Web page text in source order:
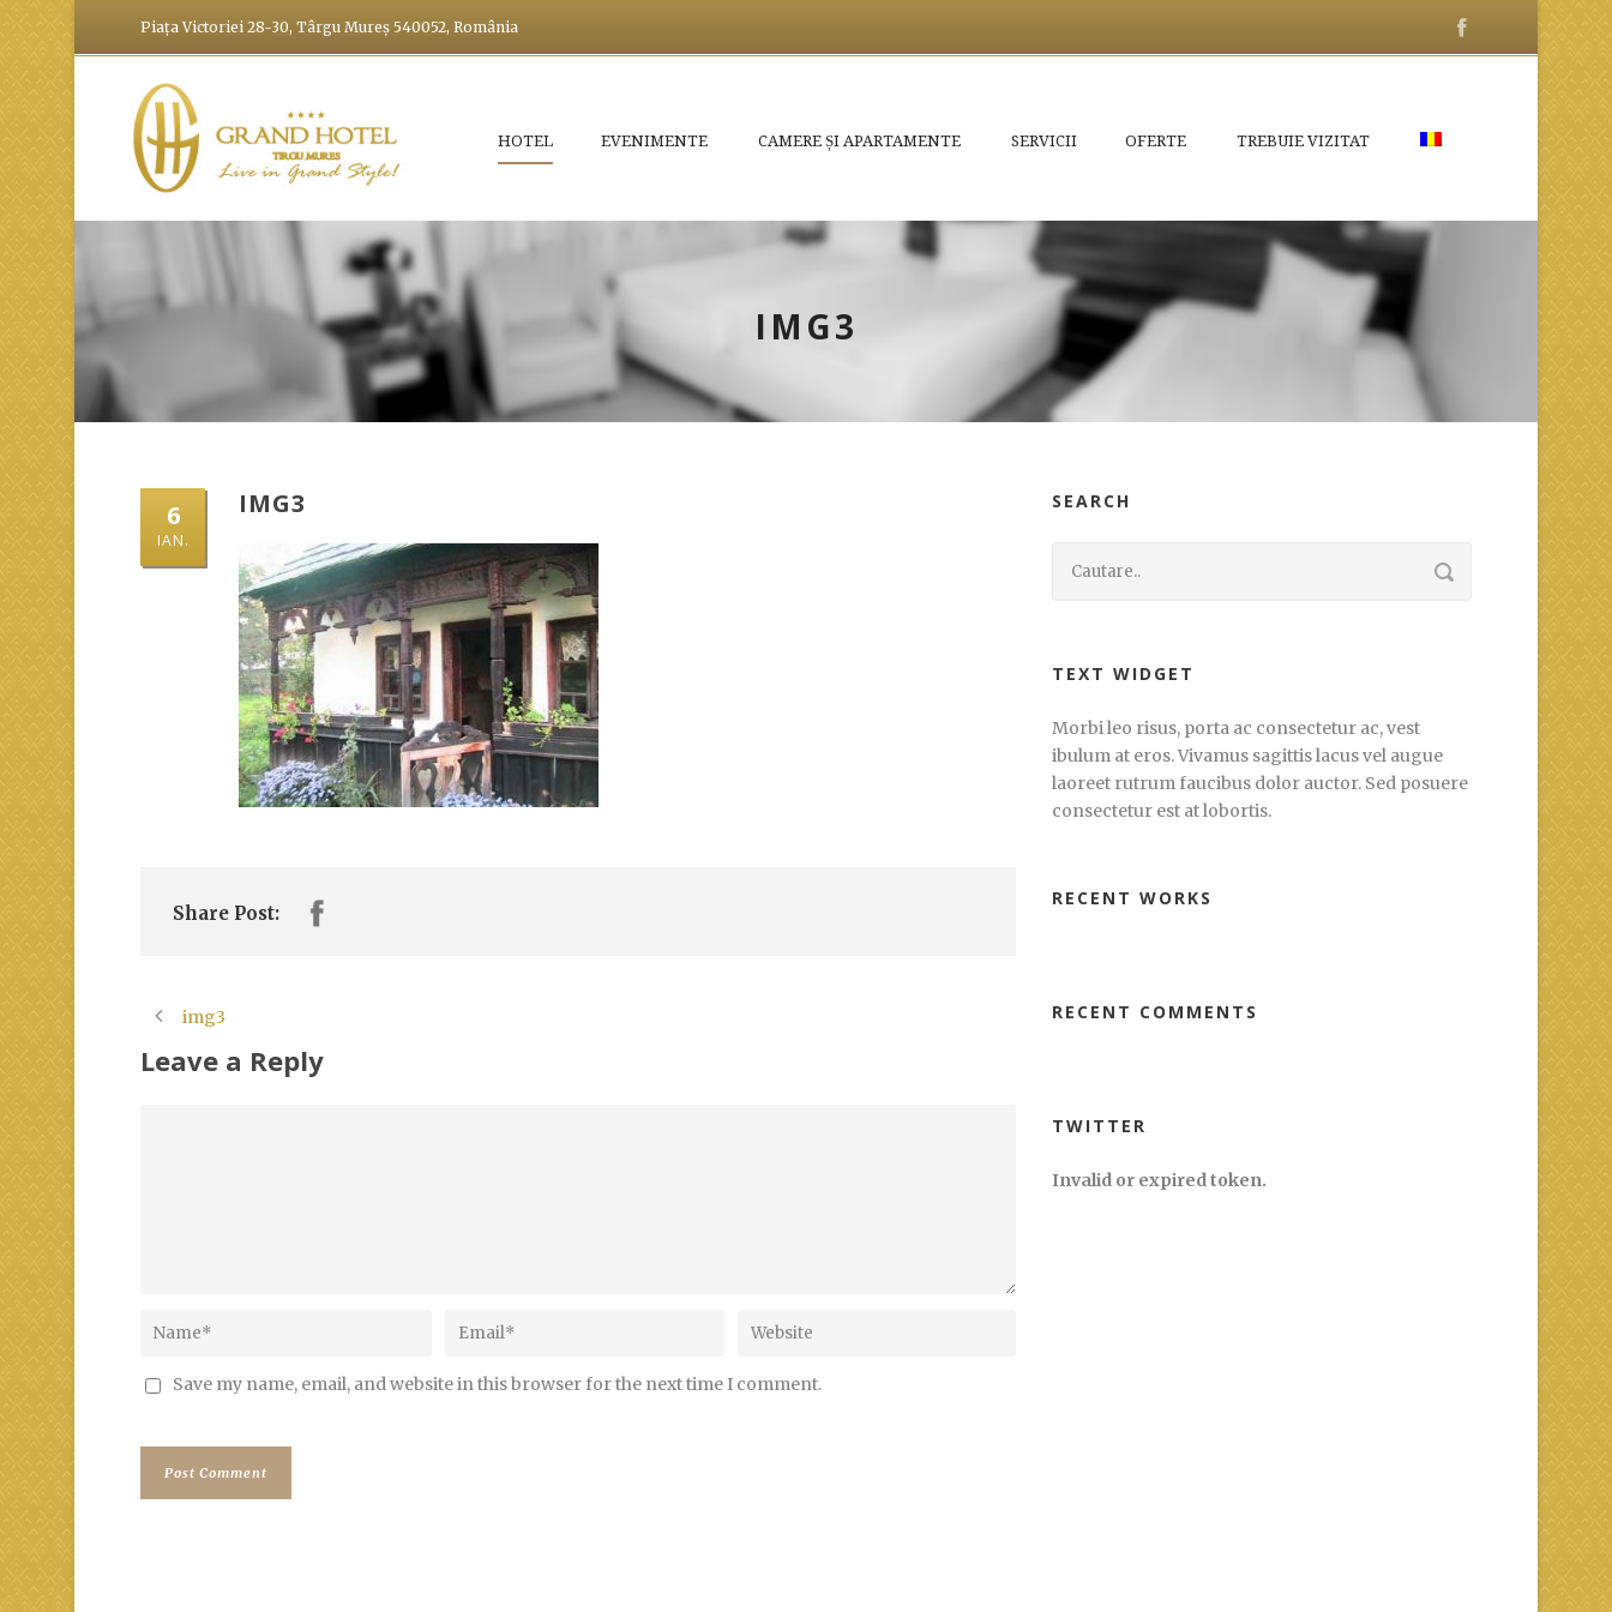
Piața Victoriei 28-30, Târgu Mureș 540052, România
HOTEL EVENIMENTE CAMERE ȘI APARTAMENTE SERVICII OFERTE TREBUIE VIZITAT
IMG3
6
IAN.
IMG3
Share Post:
img3
Leave a Reply
Save my name, email, and website in this browser for the next time I comment.
SEARCH
TEXT WIDGET
Morbi leo risus, porta ac consectetur ac, vest
ibulum at eros. Vivamus sagittis lacus vel augue
laoreet rutrum faucibus dolor auctor. Sed posuere
consectetur est at lobortis.
RECENT WORKS
RECENT COMMENTS
TWITTER
Invalid or expired token.